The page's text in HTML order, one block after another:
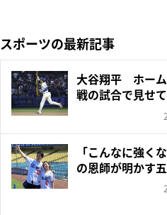
スポーツの最新記事
大谷翔平 ホーム
戦の試合で見せ
「こんなに強く
の恩師が明かす